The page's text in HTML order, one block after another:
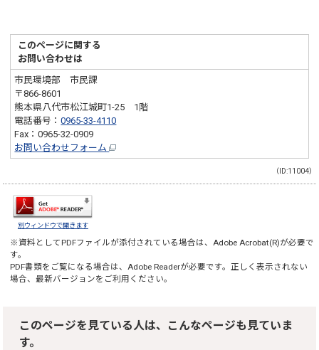
このページに関する
お問い合わせは
市民環境部 市民課
〒866-8601
熊本県八代市松江城町1-25 1階
電話番号：0965-33-4110
Fax：0965-32-0909
お問い合わせフォーム
（ID:11004）
別ウィンドウで開きます
※資料としてPDFファイルが添付されている場合は、 Adobe Acrobat(R)が必要で
す。
PDF書類をご覧になる場合は、 Adobe Readerが必要です。正しく表示されない
場合、最新バージョンをご利用ください。
このページを見ている人は、こんなページも見ていま
す。